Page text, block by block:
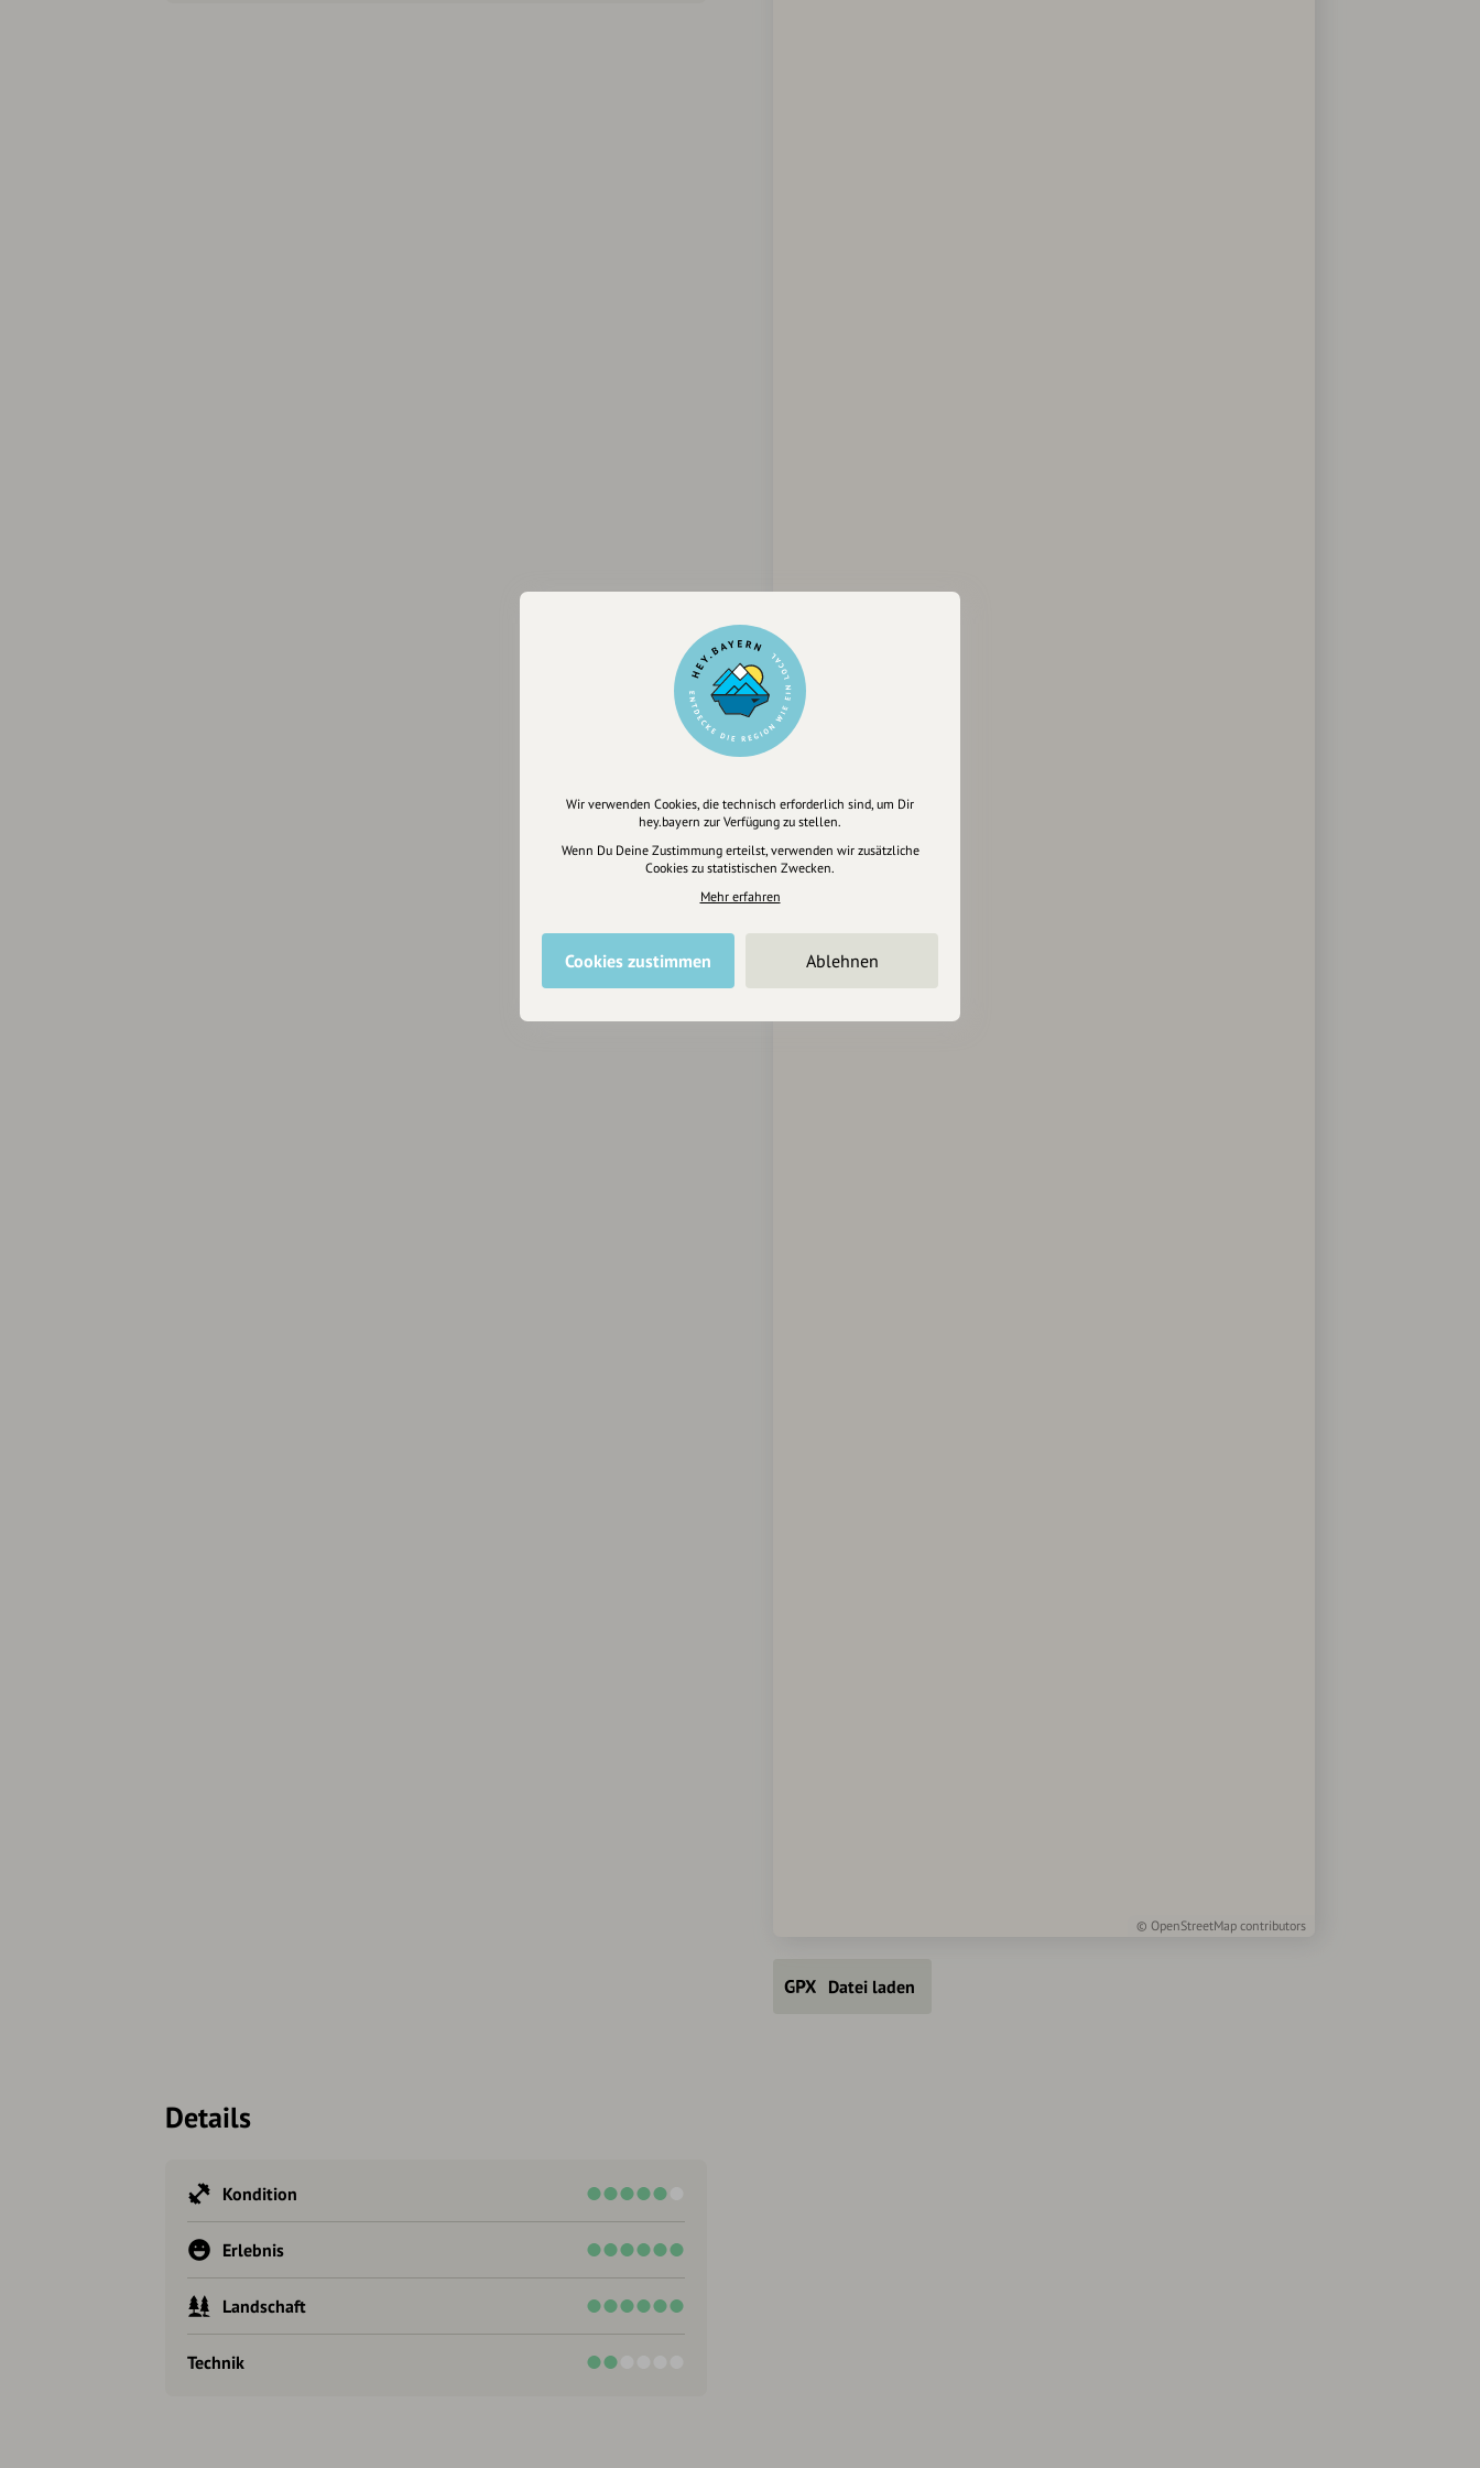
© OpenStreetMap contributors
Datei laden
Details
Kondition
Erlebnis
Landschaft
Technik
Wir verwenden Cookies, die technisch erforderlich sind, um Dir
hey.bayern zur Verfügung zu stellen.
Wenn Du Deine Zustimmung erteilst, verwenden wir zusätzliche
Cookies zu statistischen Zwecken.
Mehr erfahren
Cookies zustimmen Ablehnen